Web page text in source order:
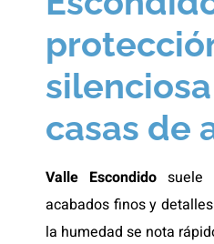
casas de
Valle Escondido suele
acabados finos y
la humedad se nota